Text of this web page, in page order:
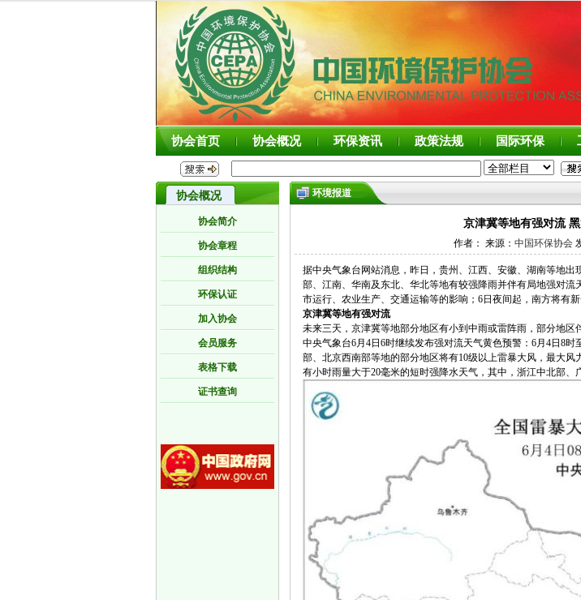
协会首页 协会概况 环保资讯 政策法规 国际环保
协会概况
协会简介
协会章程
组织结构
环保认证
加入协会
会员服务
表格下载
证书查询
环境报道
京津冀等地有强对流
作者： 来源： 中国环保协会
据中央气象台网站消息，昨日，贵州、江西、安徽、湖南等地
部、江南、华南及东北、华北等地有较强降雨并伴有局地强对
市运行、农业生产、交通运输等的影响；6日夜间起，南方将有
京津冀等地有强对流
未来三天，京津冀等地部分地区有小到中雨或雷阵雨，部分地区
中央气象台6月4日6时继续发布强对流天气黄色预警：6月4日8
部、北京西南部等地的部分地区将有10级以上雷暴大风，最大
有小时雨量大于20毫米的短时强降水天气，其中，浙江中北部、